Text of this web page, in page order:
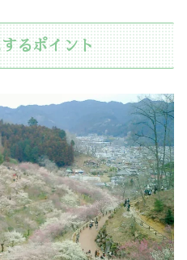
るポイント